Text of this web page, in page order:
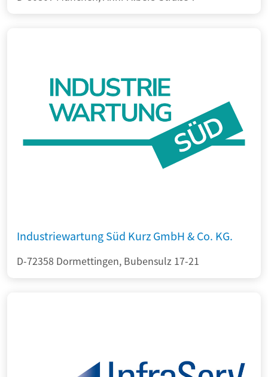
Industriewartung Süd Kurz GmbH & Co. KG.
D-72358 Dormettingen, Bubensulz 17-21